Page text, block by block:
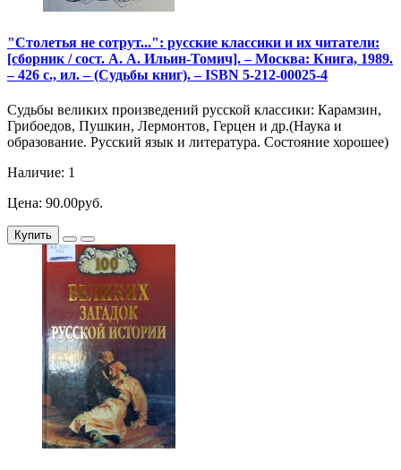
"Столетья не сотрут...": русские классики и их читатели:
[сборник / сост. А. А. Ильин-Томич]. – Москва: Книга, 1989.
– 426 с., ил. – (Судьбы книг). – ISBN 5-212-00025-4
Судьбы великих произведений русской классики: Карамзин,
Грибоедов, Пушкин, Лермонтов, Герцен и др.(Наука и
образование. Русский язык и литература. Состояние хорошее)
Наличие: 1
Цена: 90.00руб.
Купить